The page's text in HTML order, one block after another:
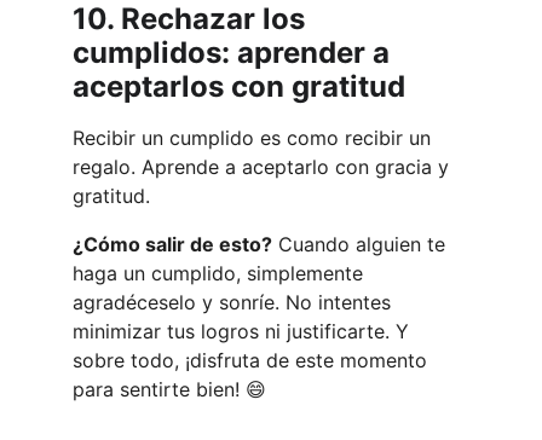
10. Rechazar los
cumplidos: aprender a
aceptarlos con gratitud
Recibir un cumplido es como recibir un
regalo. Aprende a aceptarlo con gracia y
gratitud.
¿Cómo salir de esto? Cuando alguien te
haga un cumplido, simplemente
agradéceselo y sonríe. No intentes
minimizar tus logros ni justificarte. Y
sobre todo, ¡disfruta de este momento
para sentirte bien! 😄